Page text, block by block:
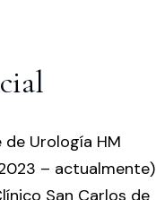
Urología HM
– actualmente)
San Carlos de